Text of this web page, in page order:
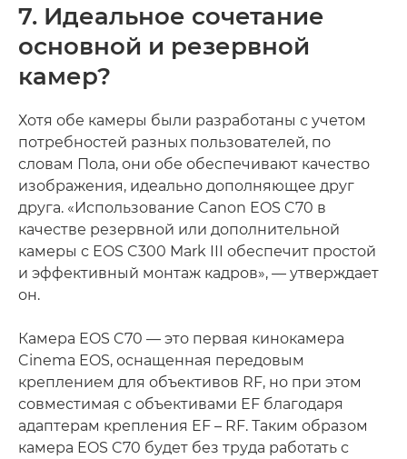
7. Идеальное сочетание
основной и резервной
камер?
Хотя обе камеры были разработаны с учетом
потребностей разных пользователей, по
словам Пола, они обе обеспечивают качество
изображения, идеально дополняющее друг
друга. «Использование Canon EOS C70 в
качестве резервной или дополнительной
камеры с EOS C300 Mark III обеспечит простой
и эффективный монтаж кадров», — утверждает
он.
Камера EOS C70 — это первая кинокамера
Cinema EOS, оснащенная передовым
креплением для объективов RF, но при этом
совместимая с объективами EF благодаря
адаптерам крепления EF – RF. Таким образом
камера EOS C70 будет без труда работать с